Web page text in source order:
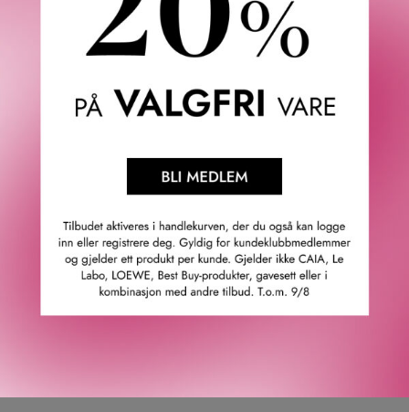
100 ML
3 335KR
100 ML
3 335